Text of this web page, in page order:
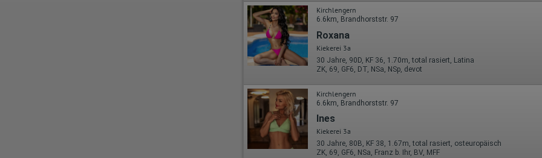
Betriebssystem
Gerät (PC, Tablet-PC oder Smartphone)
Browser und alle verwendeten Add-ons
Auflösung des Computers
Besucherquelle (Facebook, Suchmaschine oder verweisende
Webseite)
Welche Dateien wurden heruntergeladen?
Welche Videos angeschaut?
Wurden Werbebanner angeklickt?
Wohin ging der Besucher? Klickte er auf weitere Seiten des Portals
oder hat er sie komplett verlassen?
Wie lange blieb der Besucher?
Ort der Verarbeitung:
Europäische Union & USA
Kirchlengern
6.6km, Brandhorststr. 97
Roxana
Kiekerei 3a
30 Jahre, 90D, KF 36, 1.70m, total rasiert, Latina
ZK, 69, GF6, DT, NSa, NSp, devot
Kirchlengern
6.6km, Brandhorststr. 97
Ines
Kiekerei 3a
30 Jahre, 80B, KF 38, 1.67m, total rasiert, osteuropäisch
ZK, 69, GF6, NSa, Franz b. Ihr, BV, MFF